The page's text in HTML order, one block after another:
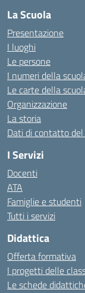
La Scuola
Presentazione
I luoghi
Le persone
I numeri della
Le carte della
Organizzazione
La storia
Dati di contatto del
I Servizi
Docenti
ATA
Famiglie e studenti
Tutti i servizi
Didattica
Offerta formativa
I progetti delle
Le schede